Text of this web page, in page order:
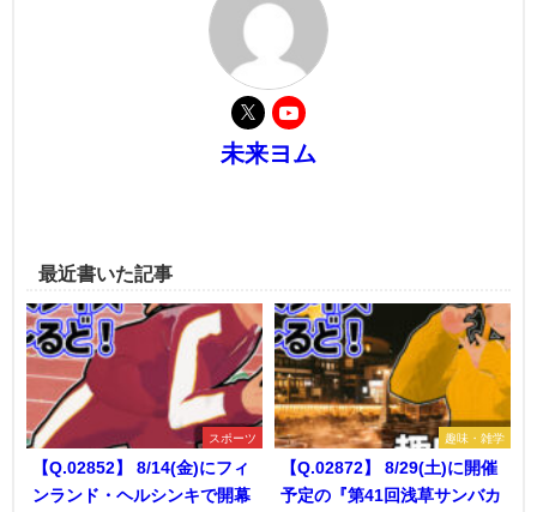
未来ヨム
最近書いた記事
スポーツ
【Q.02852】 8/14(金)にフィ
ンランド・ヘルシンキで開幕
趣味・雑学
【Q.02872】 8/29(土)に開催
予定の『第41回浅草サンバカ